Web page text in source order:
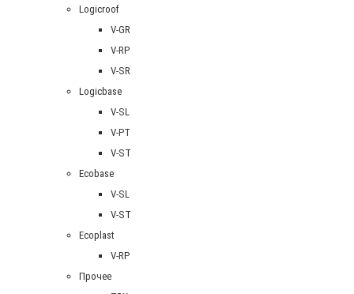
Logicroof
V-GR
V-RP
V-SR
Logicbase
V-SL
V-PT
V-ST
Ecobase
V-SL
V-ST
Ecoplast
V-RP
Прочее